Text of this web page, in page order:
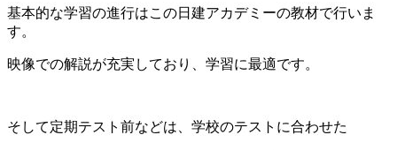
基本的な学習の進行はこの日建アカデミーの教材で行いま
す。
映像での解説が充実しており、学習に最適です。
そして定期テスト前などは、学校のテストに合わせた